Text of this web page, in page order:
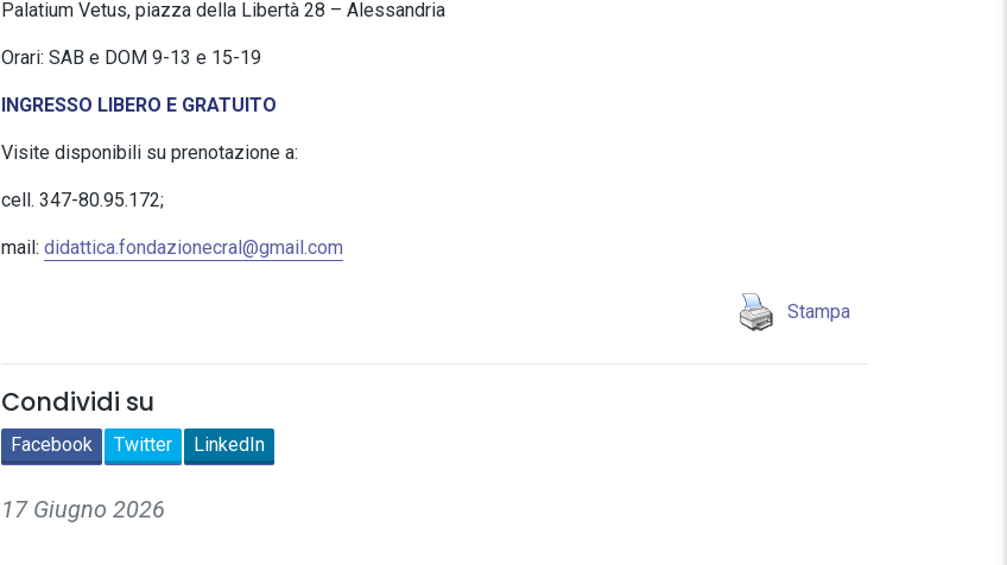
Palatium Vetus, piazza della Libertà 28 – Alessandria
Orari: SAB e DOM 9-13 e 15-19
INGRESSO LIBERO E GRATUITO
Visite disponibili su prenotazione a:
cell. 347-80.95.172;
mail: didattica.fondazionecral@gmail.com
Stampa
Condividi su
Facebook Twitter LinkedIn
17 Giugno 2026